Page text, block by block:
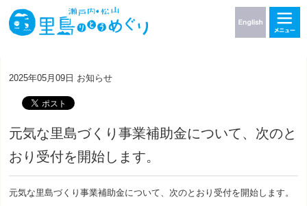
2025年05月09日 お知らせ
元気な里島づくり事業補助金について、次のと
おり受付を開始します。
元気な里島づくり事業補助金について、次のとおり受付を開始します。